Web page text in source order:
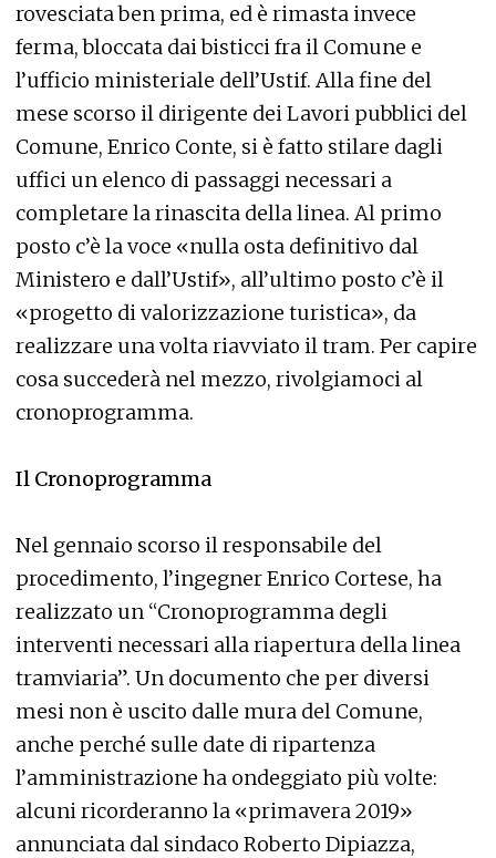
rovesciata ben prima, ed è rimasta invece
ferma, bloccata dai bisticci fra il Comune e
l’ufficio ministeriale dell’Ustif. Alla fine del
mese scorso il dirigente dei Lavori pubblici del
Comune, Enrico Conte, si è fatto stilare dagli
uffici un elenco di passaggi necessari a
completare la rinascita della linea. Al primo
posto c’è la voce «nulla osta definitivo dal
Ministero e dall’Ustif», all’ultimo posto c’è il
«progetto di valorizzazione turistica», da
realizzare una volta riavviato il tram. Per capire
cosa succederà nel mezzo, rivolgiamoci al
cronoprogramma.
Il Cronoprogramma
Nel gennaio scorso il responsabile del
procedimento, l’ingegner Enrico Cortese, ha
realizzato un “Cronoprogramma degli
interventi necessari alla riapertura della linea
tramviaria”. Un documento che per diversi
mesi non è uscito dalle mura del Comune,
anche perché sulle date di ripartenza
l’amministrazione ha ondeggiato più volte:
alcuni ricorderanno la «primavera 2019»
annunciata dal sindaco Roberto Dipiazza,